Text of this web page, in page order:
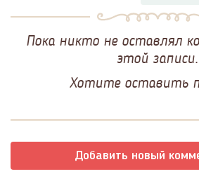
Пока никто не оставлял
этой записи.
Хотите оставить
Добавить новый